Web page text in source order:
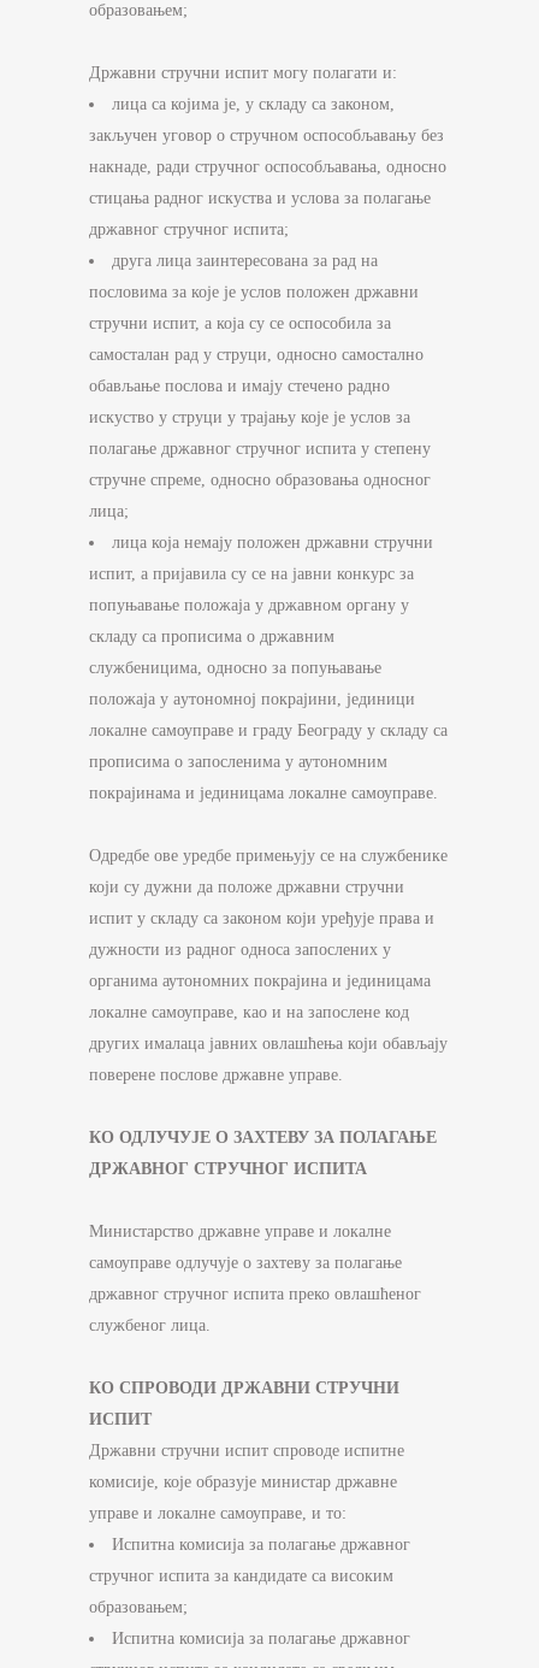
образовањем;
Државни стручни испит могу полагати и:
лица са којима је, у складу са законом,
закључен уговор о стручном оспособљавању без
накнаде, ради стручног оспособљавања, односно
стицања радног искуства и услова за полагање
државног стручног испита;
друга лица заинтересована за рад на
пословима за које је услов положен државни
стручни испит, а која су се оспособила за
самосталан рад у струци, односно самостално
обављање послова и имају стечено радно
искуство у струци у трајању које је услов за
полагање државног стручног испита у степену
стручне спреме, односно образовања односног
лица;
лица која немају положен државни стручни
испит, а пријавила су се на јавни конкурс за
попуњавање положаја у државном органу у
складу са прописима о државним
службеницима, односно за попуњавање
положаја у aутономној покрајини, јединици
локалне самоуправе и граду Београду у складу са
прописима о запосленима у аутономним
покрајинама и јединицама локалне самоуправе.
Одредбе ове уредбе примењују се на службенике
који су дужни да положе државни стручни
испит у складу са законом који уређује права и
дужности из радног односа запослених у
органима аутономних покрајина и јединицама
локалне самоуправе, као и на запослене код
других ималаца јавних овлашћења који обављају
поверене послове државне управе.
КО ОДЛУЧУЈЕ О ЗАХТЕВУ ЗА ПОЛАГАЊЕ
ДРЖАВНОГ СТРУЧНОГ ИСПИТА
Министарство државне управе и локалне
самоуправе одлучује о захтеву за полагање
државног стручног испита преко овлашћеног
службеног лица.
КО СПРОВОДИ ДРЖАВНИ СТРУЧНИ
ИСПИТ
Државни стручни испит спроводе испитне
комисије, које образује министар државне
управе и локалне самоуправе, и то:
Испитна комисија за полагање државног
стручног испита за кандидате са високим
образовањем;
Испитна комисија за полагање државног